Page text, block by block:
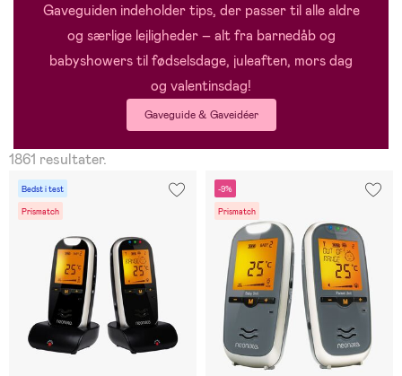
Gaveguiden indeholder tips, der passer til alle aldre
og særlige lejligheder – alt fra barnedåb og
babyshowers til fødselsdage, juleaften, mors dag
og valentinsdag!
Gaveguide & Gaveidéer
1861 resultater.
Bedst i test
Prismatch
-9%
Prismatch